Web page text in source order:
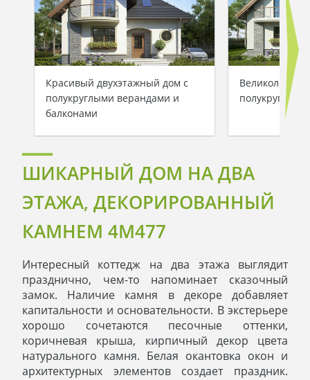
Красивый двухэтажный дом с
полукруглыми верандами и
балконами
ШИКАРНЫЙ ДОМ НА ДВА
ЭТАЖА, ДЕКОРИРОВАННЫЙ
КАМНЕМ 4M477
Интересный коттедж на два этажа выглядит
празднично, чем-то напоминает сказочный
замок. Наличие камня в декоре добавляет
капитальности и основательности. В экстерьере
хорошо сочетаются песочные оттенки,
коричневая крыша, кирпичный декор цвета
натурального камня. Белая окантовка окон и
архитектурных элементов создает праздник.